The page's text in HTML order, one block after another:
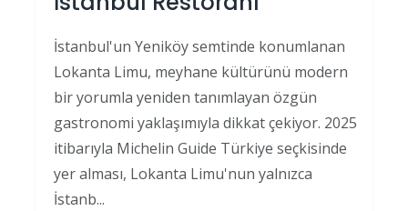
İstanbul'un Yeniköy semtinde konumlanan
Lokanta Limu, meyhane kültürünü modern
bir yorumla yeniden tanımlayan özgün
gastronomi yaklaşımıyla dikkat çekiyor. 2025
itibarıyla Michelin Guide Türkiye seçkisinde
yer alması, Lokanta Limu'nun yalnızca
İstanb...